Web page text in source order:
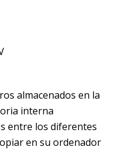
almacenados en la
interna
entre los diferentes
en su ordenador